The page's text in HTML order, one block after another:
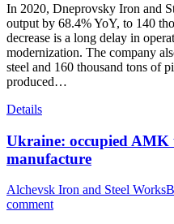
In 2020, Dneprovsky Iron and
output by 68.4% YoY, to 140
decrease is a long delay in
modernization. The company
steel and 160 thousand tons of
produced…
Details
Ukraine: occupied AMK
manufacture
Alchevsk Iron and Steel Works
comment